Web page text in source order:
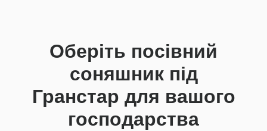
Оберіть посівний
соняшник під
Гранстар для вашого
господарства